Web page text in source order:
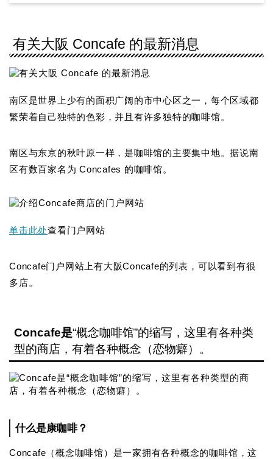
有关大阪 Concafe 的最新消息
南区是世界上少有的面积广阔的市中心区之一，每个区域都
繁荣着自己独特的色彩，并且有许多独特的咖啡馆。
南区与东京的秋叶原一样，是咖啡馆的主要集中地。据说南
区有数百家名为 Concafes 的咖啡馆。
单击此处查看门户网站
Concafe门户网站上有大阪Concafe的列表，可以看到有很
多店。
Concafe是“概念咖啡馆”的缩写，这里有各种类
型的商店，有着各种概念（恋物癖）。
什么是康咖啡？
Concafe（概念咖啡馆）是一家拥有各种概念的咖啡馆，这